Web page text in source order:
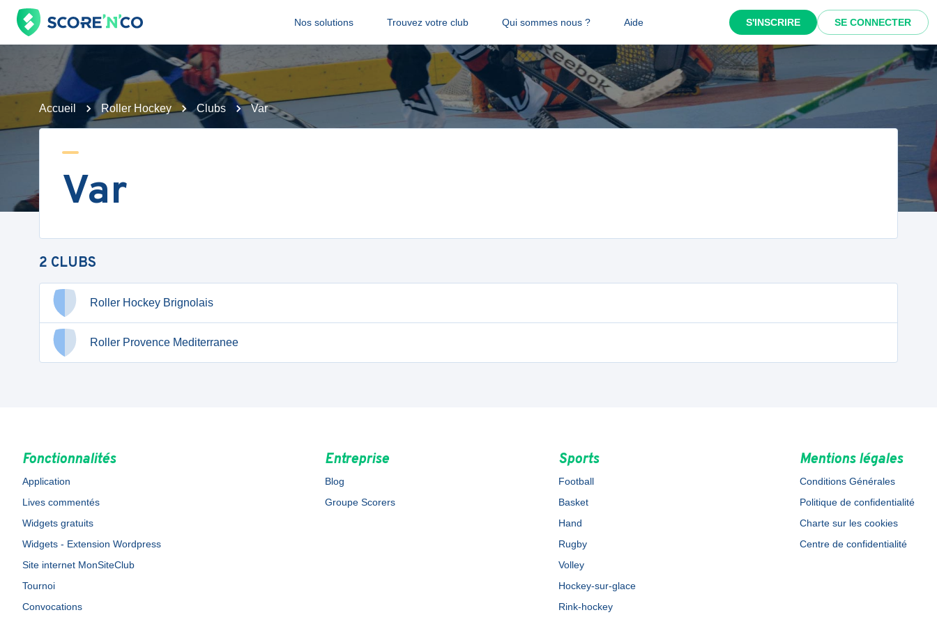
Nos solutions Trouvez votre club Qui sommes nous ? Aide S'INSCRIRE SE CONNECTER
Accueil Roller Hockey Clubs Var
Var
2 CLUBS
Roller Hockey Brignolais
Roller Provence Mediterranee
Fonctionnalités
Application
Lives commentés
Widgets gratuits
Widgets - Extension Wordpress
Site internet MonSiteClub
Tournoi
Convocations
Entreprise
Blog
Groupe Scorers
Sports
Football
Basket
Hand
Rugby
Volley
Hockey-sur-glace
Rink-hockey
Mentions légales
Conditions Générales
Politique de confidentialité
Charte sur les cookies
Centre de confidentialité